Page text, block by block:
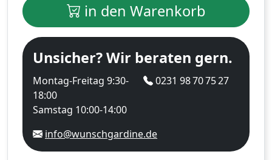
in den Warenkorb
Unsicher? Wir beraten gern.
Montag-Freitag 9:30-
18:00
Samstag 10:00-14:00
0231 98 70 75 27
info@wunschgardine.de